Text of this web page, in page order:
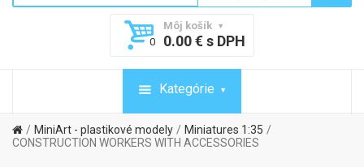
Môj košík
0
0.00 € s DPH
Kategórie
MiniArt - plastikové modely
Miniatures 1:35
CONSTRUCTION WORKERS WITH ACCESSORIES